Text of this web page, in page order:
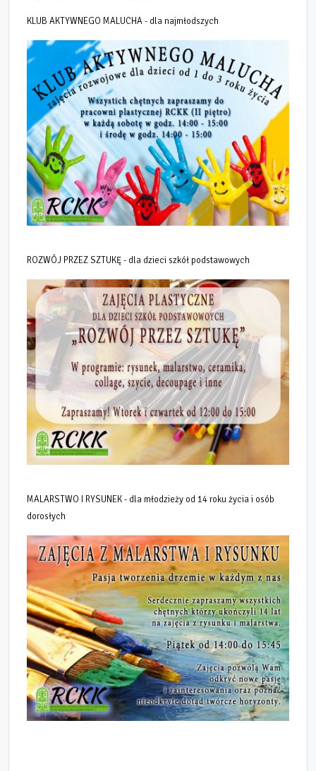
KLUB AKTYWNEGO MALUCHA - dla najmłodszych
ROZWÓJ PRZEZ SZTUKĘ - dla dzieci szkół podstawowych
MALARSTWO I RYSUNEK - dla młodzieży od 14 roku życia i osób
dorosłych